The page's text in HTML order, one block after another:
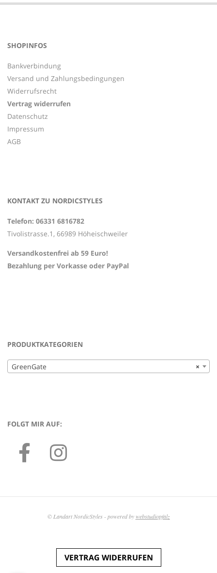
SHOPINFOS
Bankverbindung
Versand und Zahlungsbedingungen
Widerrufsrecht
Vertrag widerrufen
Datenschutz
Impressum
AGB
KONTAKT ZU NORDICSTYLES
Telefon: 06331 6816782
Tivolistrasse.1, 66989 Höheischweiler
Versandkostenfrei ab 59 Euro!
Bezahlung per Vorkasse oder PayPal
PRODUKTKATEGORIEN
×
GreenGate
FOLGT MIR AUF:
© Landart NordicStyles - powered bywebstudiopfalz
VERTRAG WIDERRUFEN